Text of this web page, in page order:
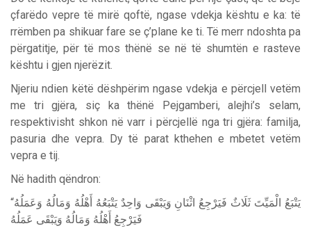
çfarëdo vepre të mirë qoftë, ngase vdekja kështu e ka: të
rrëmben pa shikuar fare se ç’plane ke ti. Të merr ndoshta pa
përgatitje, për të mos thënë se në të shumtën e rasteve
kështu i gjen njerëzit.
Njeriu ndien këtë dëshpërim ngase vdekja e përcjell vetëm
me tri gjëra, siç ka thënë Pejgamberi, alejhi’s selam,
respektivisht shkon në varr i përcjellë nga tri gjëra: familja,
pasuria dhe vepra. Dy të parat kthehen e mbetet vetëm
vepra e tij.
Në hadith qëndron:
“
يَتْبَعُ الْمَيِّتَ ثَلَاثٌ فَيَرْجِعُ اثْنَانِ وَيَبْقَى وَاحِدٌ يَتْبَعُهُ أَهْلُهُ وَمَالُهُ وَعَمَلُهُ
فَيَرْجِعُ أَهْلُهُ وَمَالُهُ وَيَبْقَى عَمَلُهُ